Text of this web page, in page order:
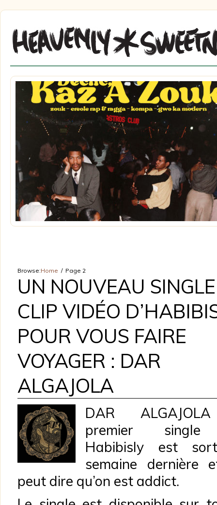
Browse:Home Page 2
UN NOUVEAU
CLIP VIDÉO
POUR VOUS FAIRE
VOYAGER : DAR
ALGAJOLA
DAR
premier
Habibisly est
semaine dernière
peut dire qu’on est addict.